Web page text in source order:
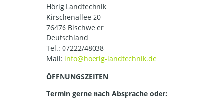
Hörig Landtechnik
Kirschenallee 20
76476 Bischweier
Deutschland
Tel.: 07222/48038
Mail:
ÖFFNUNGSZEITEN
Termin gerne nach Absprache oder: